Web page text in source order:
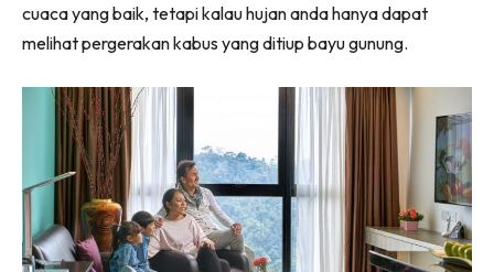
Sembang Laman
Tip Impiana
Hub Ideaktiv
cuaca yang baik, tetapi kalau hujan anda hanya dapat
melihat pergerakan kabus yang ditiup bayu gunung.